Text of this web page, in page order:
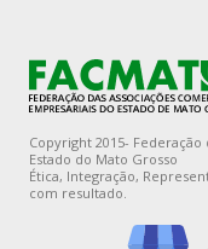
Copyright 2015-
Estado do Mato Grosso
Ética, Integração,
com resultado.